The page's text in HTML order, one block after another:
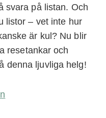
svara på listan. Och
listor – vet inte hur
är kul? Nu blir
resetankar och
denna ljuvliga helg!